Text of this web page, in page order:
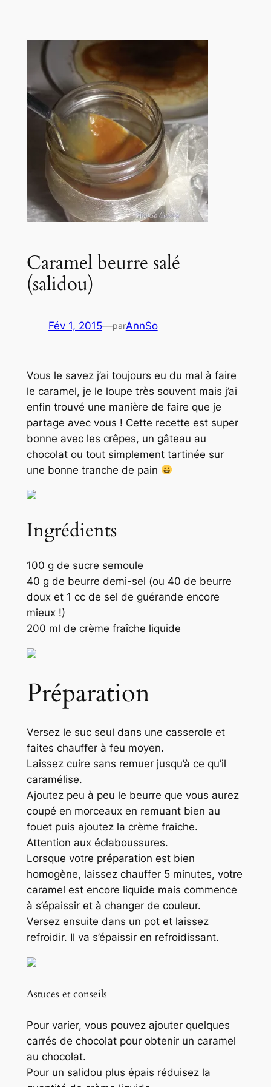
Caramel beurre salé
(salidou)
Fév 1, 2015—parAnnSo
Vous le savez j’ai toujours eu du mal à faire
le caramel, je le loupe très souvent mais j’ai
enfin trouvé une manière de faire que je
partage avec vous ! Cette recette est super
bonne avec les crêpes, un gâteau au
chocolat ou tout simplement tartinée sur
une bonne tranche de pain
Ingrédients
100 g de sucre semoule
40 g de beurre demi-sel (ou 40 de beurre
doux et 1 cc de sel de guérande encore
mieux !)
200 ml de crème fraîche liquide
Préparation
Versez le suc seul dans une casserole et
faites chauffer à feu moyen.
Laissez cuire sans remuer jusqu’à ce qu’il
caramélise.
Ajoutez peu à peu le beurre que vous aurez
coupé en morceaux en remuant bien au
fouet puis ajoutez la crème fraîche.
Attention aux éclaboussures.
Lorsque votre préparation est bien
homogène, laissez chauffer 5 minutes, votre
caramel est encore liquide mais commence
à s’épaissir et à changer de couleur.
Versez ensuite dans un pot et laissez
refroidir. Il va s’épaissir en refroidissant.
Astuces et conseils
Pour varier, vous pouvez ajouter quelques
carrés de chocolat pour obtenir un caramel
au chocolat.
Pour un salidou plus épais réduisez la